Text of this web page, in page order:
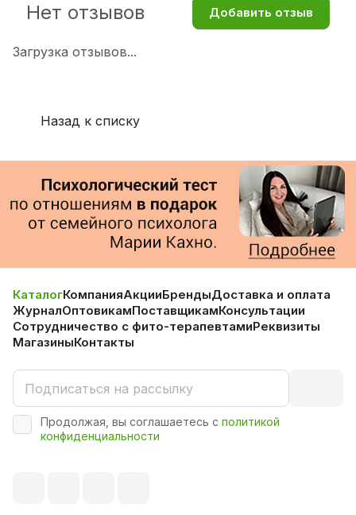
Загрузка отзывов...
Нет отзывов Добавить отзыв
Назад к списку
КаталогКомпанияАкцииБрендыДоставка и оплата
ЖурналОптовикамПоставщикамКонсультации
Сотрудничество с фито-терапевтамиРеквизиты
МагазиныКонтакты
Продолжая, вы соглашаетесь с политикой
конфиденциальности